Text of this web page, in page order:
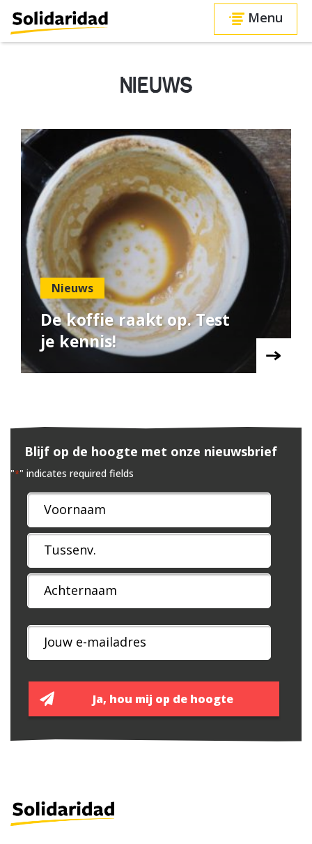
Menu
NIEUWS
Nieuws
De koffie raakt op. Test
je kennis!
Blijf op de hoogte met onze nieuwsbrief
"*" indicates required fields
Naam
*